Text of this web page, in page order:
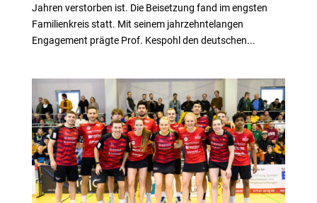
Jahren verstorben ist. Die Beisetzung fand im engsten
Familienkreis statt. Mit seinem jahrzehntelangen
Engagement prägte Prof. Kespohl den deutschen...